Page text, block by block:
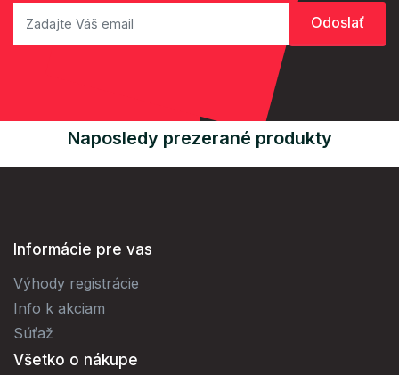
Naposledy prezerané produkty
Informácie pre vas
Výhody registrácie
Info k akciam
Súťaž
Všetko o nákupe